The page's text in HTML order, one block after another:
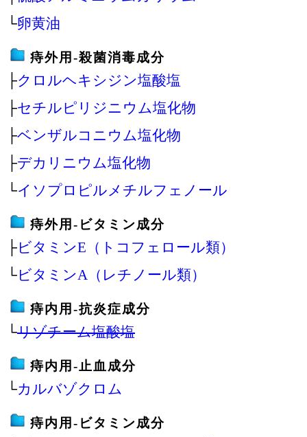
└卵黄油
痔外用‐殺菌消毒成分
├クロルヘキシジン塩酸塩
├セチルピリジニウム塩化物
├ベンザルコニウム塩化物
├デカリニウム塩化物
└イソプロピルメチルフェノール
痔外用‐ビタミン成分
├ビタミンE（トコフェロール類）
└ビタミンA（レチノール類）
痔内用‐抗炎症成分
└リゾチーム塩酸塩
痔内用‐止血成分
└カルバゾクロム
痔内用‐ビタミン成分